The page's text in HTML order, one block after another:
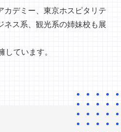
カデミー、東京ホスピタリテ
ネス系、観光系の姉妹校も展
しています。